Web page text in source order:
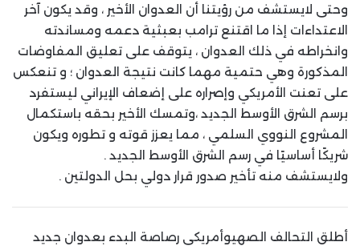
وحتى لايستشف من رؤيتنا أن العدوان الأخير ، وقد يكون آخر
الاعتداءات إذا ما اقتنع ترامب بعبثية دعمه ومساندته
وانخراطه في ذلك العدوان ، يتوقف على تعليق المفاوضات
المذكورة وهي حتمية مهما كانت نتيجة العدوان ؛ و تنعكس
على تعنت الأمريكي وإصراره على إضعاف الإيراني ليستفرد
برسم الشرق الأوسط الجديد ،وتمسك الأخير بحقه باستكمال
المشروع النووي السلمي ، مما يعزز قوته و تطوره ويكون
شريكًا أساسيًا في رسم الشرق الأوسط الجديد .
ولايستشف منه تأخير صدور قرار دولي بحل الدولتين .
أطلق التحالف الصهيوأمريكي رصاصة البدء بعدوان جديد